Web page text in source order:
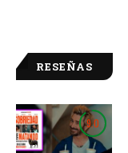
RESEÑAS
9.0